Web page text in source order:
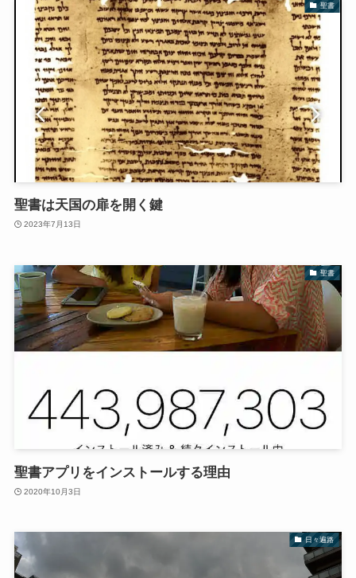
聖書
聖書は天国の扉を開く鍵
2023年7月13日
聖書
聖書アプリをインストールする理由
2020年10月3日
日々遍路